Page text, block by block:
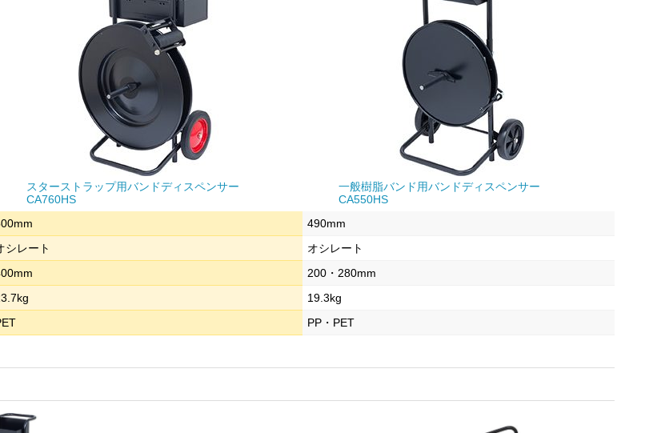
スターストラップ用バンドディスペンサー
CA760HS
一般樹脂バンド用バンドディスペンサー
CA550HS
490mm
シレート
オシレート
200・280mm
19.3kg
PP・PET